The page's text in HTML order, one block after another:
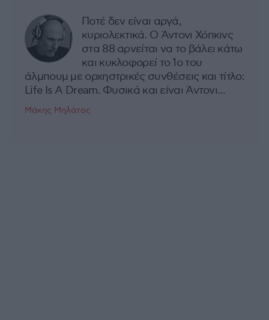
Ποτέ δεν είναι αργά,
κυριολεκτικά. Ο Άντονι Χόπκινς
στα 88 αρνείται να το βάλει κάτω
και κυκλοφορεί το 1ο του
άλμπουμ με ορχηστρικές συνθέσεις και τίτλο:
Life Is A Dream. Φυσικά και είναι Άντονι...
Μάκης Μηλάτος